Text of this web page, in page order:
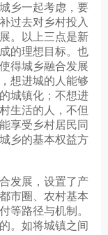
乡一起考虑，要
过去对乡村投入
。以上三点是新
的理想目标。也
得城乡融合发展
想进城的人能够
城镇化；不想进
生活的人，不但
享受乡村居民同
乡的基本权益方
发展，设置了产
市圈、农村基本
等路径与机制。
。如将城镇之间